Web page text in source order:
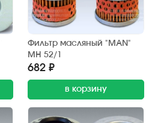
Фильтр масляный "MAN"
MH 52/1
682 ₽
в корзину